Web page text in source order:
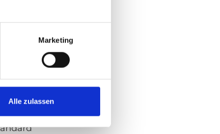
Marketing
Alle zulassen
die ABS-
verbauten
Standard.
oder
sind identisch.